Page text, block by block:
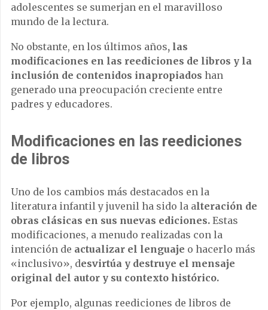
adolescentes se sumerjan en el maravilloso
mundo de la lectura.
No obstante, en los últimos años, las
modificaciones en las reediciones de libros y la
inclusión de contenidos inapropiados han
generado una preocupación creciente entre
padres y educadores.
Modificaciones en las reediciones
de libros
Uno de los cambios más destacados en la
literatura infantil y juvenil ha sido la alteración de
obras clásicas en sus nuevas ediciones. Estas
modificaciones, a menudo realizadas con la
intención de actualizar el lenguaje o hacerlo más
«inclusivo», desvirtúa y destruye el mensaje
original del autor y su contexto histórico.
Por ejemplo, algunas reediciones de libros de